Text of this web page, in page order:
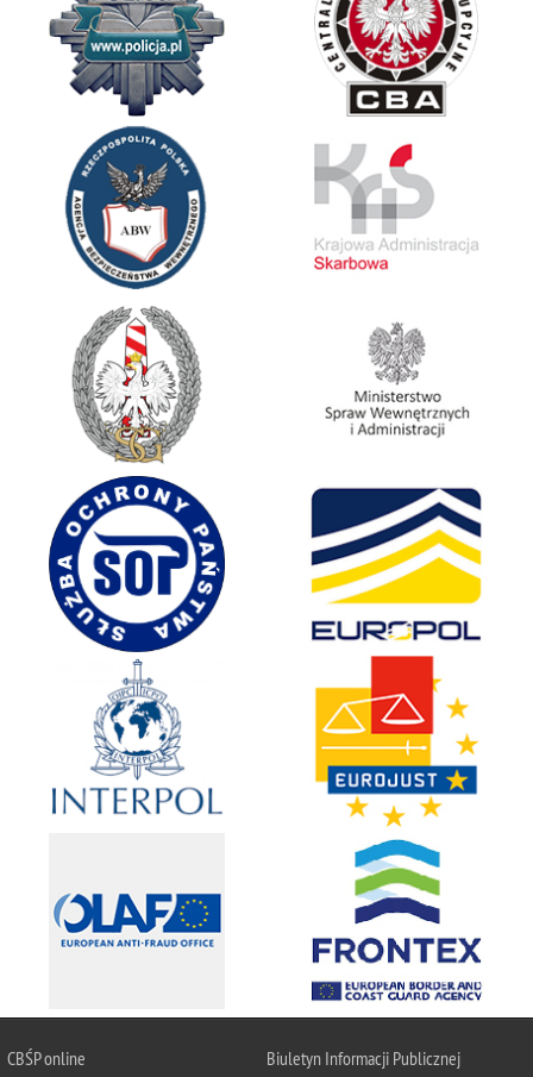
CBŚPonline Biuletyn Informacji Publicznej